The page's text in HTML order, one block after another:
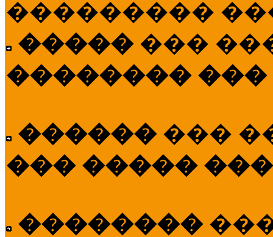
���������
����� ���
�������� ���
������ ���
��� �����
��������